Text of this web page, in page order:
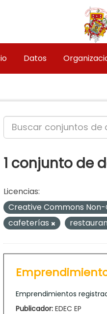
Datos
1 conjunto de
Licencias:
Creative Commons
cafeterías
Emprendimientos
Publicador: EDEC EP